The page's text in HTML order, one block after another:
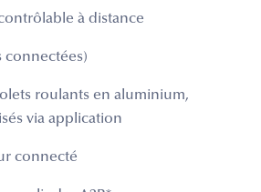
à distance
connectées)
roulants en aluminium,
via application
connecté